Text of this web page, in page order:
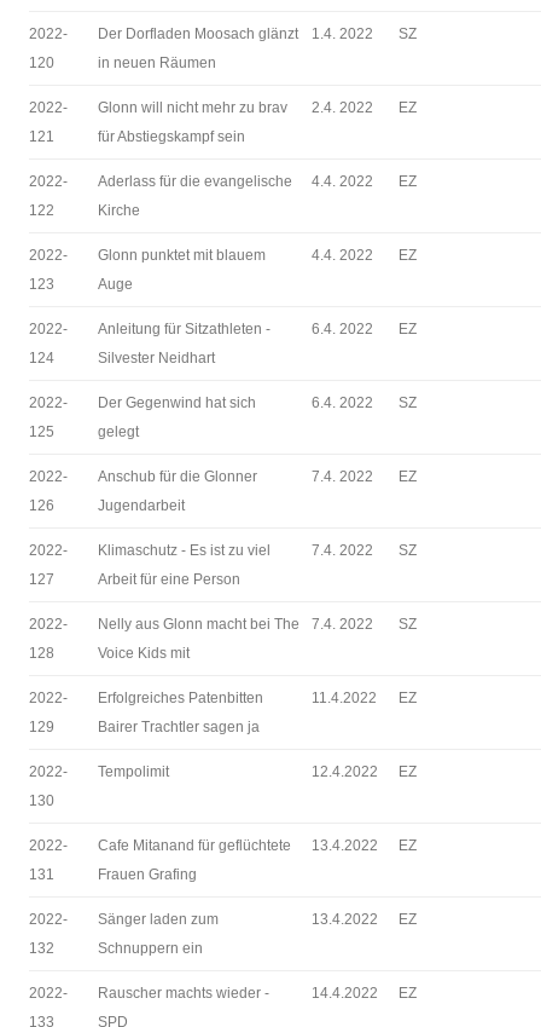
2022-
120
Der Dorfladen Moosach glänzt
in neuen Räumen
1.4. 2022 SZ
2022-
121
Glonn will nicht mehr zu brav
für Abstiegskampf sein
2.4. 2022 EZ
2022-
122
Aderlass für die evangelische
Kirche
4.4. 2022 EZ
2022-
123
Glonn punktet mit blauem
Auge
4.4. 2022 EZ
2022-
124
Anleitung für Sitzathleten -
Silvester Neidhart
6.4. 2022 EZ
2022-
125
Der Gegenwind hat sich
gelegt
6.4. 2022 SZ
2022-
126
Anschub für die Glonner
Jugendarbeit
7.4. 2022 EZ
2022-
127
Klimaschutz - Es ist zu viel
Arbeit für eine Person
7.4. 2022 SZ
2022-
128
Nelly aus Glonn macht bei The
Voice Kids mit
7.4. 2022 SZ
2022-
129
Erfolgreiches Patenbitten
Bairer Trachtler sagen ja
11.4.2022 EZ
2022-
130
Tempolimit 12.4.2022 EZ
2022-
131
Cafe Mitanand für geflüchtete
Frauen Grafing
13.4.2022 EZ
2022-
132
Sänger laden zum
Schnuppern ein
13.4.2022 EZ
2022-
133
Rauscher machts wieder -
SPD
14.4.2022 EZ